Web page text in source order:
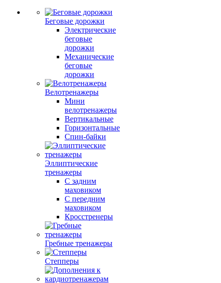
Беговые дорожки
Электрические
беговые
дорожки
Механические
беговые
дорожки
Велотренажеры
Мини
велотренажеры
Вертикальные
Горизонтальные
Спин-байки
Эллиптические
тренажеры
С задним
маховиком
С передним
маховиком
Кросстренеры
Гребные тренажеры
Степперы